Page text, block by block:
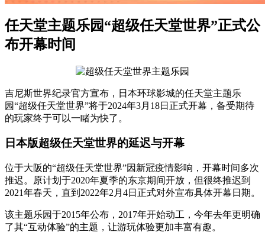
任天堂主题乐园“超级任天堂世界”正式公
布开幕时间
吉尼斯世界纪录官方宣布，日本环球影城的任天堂主题乐
园“超级任天堂世界”将于2024年3月18日正式开幕，备受期待
的玩家终于可以一睹为快了。
日本版超级任天堂世界的延迟与开幕
位于大阪的“超级任天堂世界”因新冠疫情影响，开幕时间多次
推迟。原计划于2020年夏季的东京期间开放，但很终推迟到
2021年春天，直到2022年2月4日正式对外宣布具体开幕日期。
该主题乐园于2015年公布，2017年开始动工，今年去年更明确
了其“互动体验”的主题，让游玩体验更加丰富有趣。